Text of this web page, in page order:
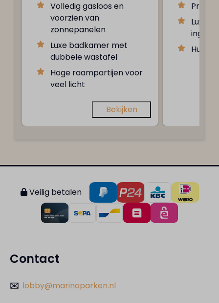
Volledig gasloos en
voorzien van
zonnepanelen
Luxe badkamer met
dubbele wastafel
Hoge raampartijen voor
veel licht
Bekijken
Privé
Luxe
Veilig betalen
Contact
✉️ lobby@marinaparken.nl